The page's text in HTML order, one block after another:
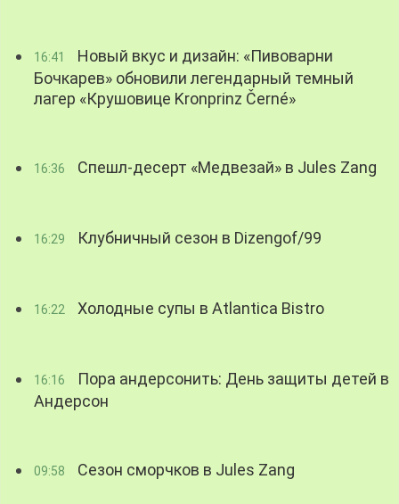
16:41
Новый вкус и дизайн: «Пивоварни
Бочкарев» обновили легендарный темный
лагер «Крушовице Kronprinz Černé»
16:36 Спешл-десерт «Медвезай» в Jules Zang
16:29 Клубничный сезон в Dizengof/99
16:22 Холодные супы в Atlantica Bistro
16:16
Пора андерсонить: День защиты детей в
Андерсон
09:58 Сезон сморчков в Jules Zang